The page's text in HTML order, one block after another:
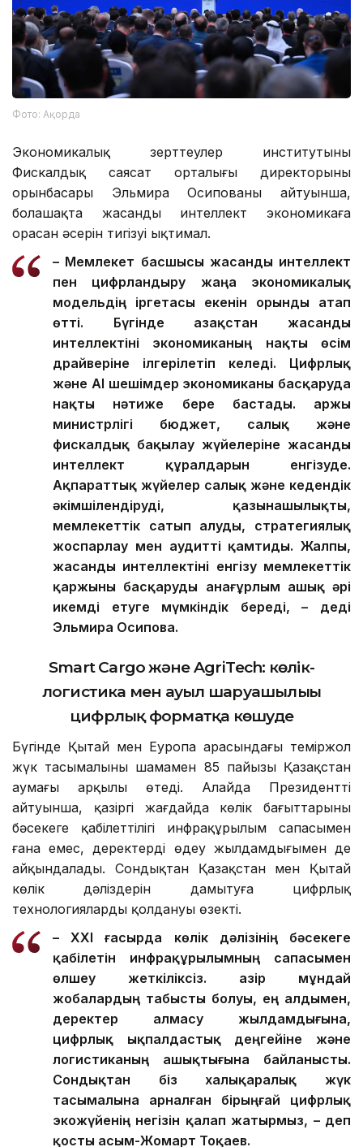
Фото: Ақорда
Экономикалық зерттеулер институтының
Фискалдық саясат орталығы директорының
орынбасары Эльмира Осипованың айтуынша,
болашақта жасанды интеллект экономикаға
орасан әсерін тигізуі ықтимал.
– Мемлекет басшысы жасанды интеллект
пен цифрландыру жаңа экономикалық
модельдің іргетасы екенін орынды атап
өтті. Бүгінде Қазақстан жасанды
интеллектіні экономиканың нақты өсім
драйверіне ілгерілетіп келеді. Цифрлық
және AI шешімдер экономиканы басқаруда
нақты нәтиже бере бастады. Қаржы
министрлігі бюджет, салық және
фискалдық бақылау жүйелеріне жасанды
интеллект құралдарын енгізуде.
Ақпараттық жүйелер салық және кедендік
әкімшілендіруді, қазынашылықты,
мемлекеттік сатып алуды, стратегиялық
жоспарлау мен аудитті қамтиды. Жалпы,
жасанды интеллектіні енгізу мемлекеттік
қаржыны басқаруды анағұрлым ашық әрі
икемді етуге мүмкіндік береді, – деді
Эльмира Осипова.
Smart Cargo және AgriTech: көлік-
логистика мен ауыл шаруашылығы
цифрлық форматқа көшуде
Бүгінде Қытай мен Еуропа арасындағы теміржол
жүк тасымалының шамамен 85 пайызы Қазақстан
аумағы арқылы өтеді. Алайда Президенттің
айтуынша, қазіргі жағдайда көлік бағыттарының
бәсекеге қабілеттілігі инфрақұрылым сапасымен
ғана емес, деректерді өңдеу жылдамдығымен де
айқындалады. Сондықтан Қазақстан мен Қытай
көлік дәліздерін дамытуға цифрлық
технологияларды қолдануы өзекті.
– XXI ғасырда көлік дәлізінің бәсекеге
қабілетін инфрақұрылымның сапасымен
өлшеу жеткіліксіз. Қазір мұндай
жобалардың табысты болуы, ең алдымен,
деректер алмасу жылдамдығына,
цифрлық ықпалдастық деңгейіне және
логистиканың ашықтығына байланысты.
Сондықтан біз халықаралық жүк
тасымалына арналған бірыңғай цифрлық
экожүйенің негізін қалап жатырмыз, – деп
қосты Қасым-Жомарт Тоқаев.